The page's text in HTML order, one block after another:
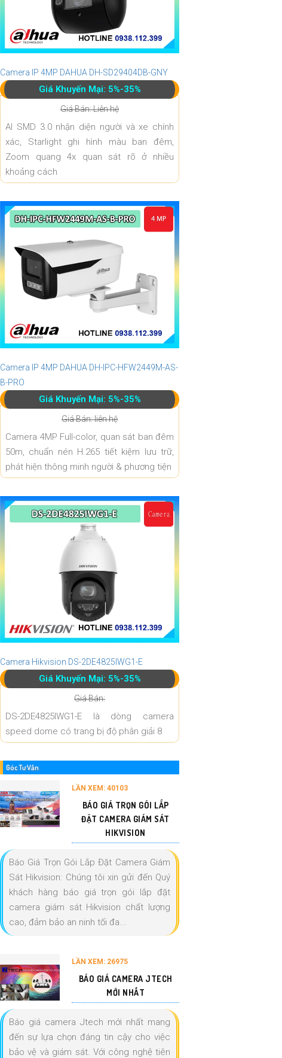
Camera IP 4MP DAHUA DH-SD29404DB-GNY
Giá Khuyến Mại: 5%-35%
Giá Bán: Liên hệ
AI SMD 3.0 nhận diện người và xe chính
xác, Starlight ghi hình màu ban đêm,
Zoom quang 4x quan sát rõ ở nhiều
khoảng cách
Camera IP 4MP DAHUA DH-IPC-HFW2449M-AS-
B-PRO
Giá Khuyến Mại: 5%-35%
Giá Bán: liên hệ
Camera 4MP Full-color, quan sát ban đêm
50m, chuẩn nén H.265 tiết kiệm lưu trữ,
phát hiện thông minh người & phương tiện
Camera Hikvision DS-2DE4825IWG1-E
Giá Khuyến Mại: 5%-35%
Giá Bán:
DS-2DE4825IWG1-E là dòng camera
speed dome có trang bị độ phân giải 8
Góc Tư Vấn
LẦN XEM: 40103
BÁO GIÁ TRỌN GÓI LẮP
ĐẶT CAMERA GIÁM SÁT
HIKVISION
Báo Giá Trọn Gói Lắp Đặt Camera Giám
Sát Hikvision: Chúng tôi xin gửi đến Quý
khách hàng báo giá trọn gói lắp đặt
camera giám sát Hikvision chất lượng
cao, đảm bảo an ninh tối đa...
LẦN XEM: 26975
BÁO GIÁ CAMERA JTECH
MỚI NHẤT
Báo giá camera Jtech mới nhất mang
đến sự lựa chọn đáng tin cậy cho việc
bảo vệ và giám sát. Với công nghệ tiên